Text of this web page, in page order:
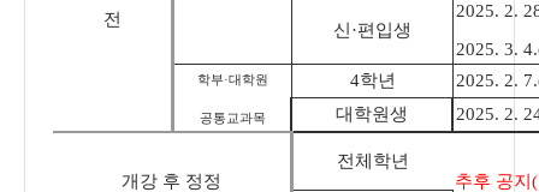
전
신 ·편입생
2025. 2.
2025. 3.
학부·대학원
공통교과목
4학년
2025. 2.
대학원생
2025. 2.
개강 후 정정
전체학년
추후 공지 (